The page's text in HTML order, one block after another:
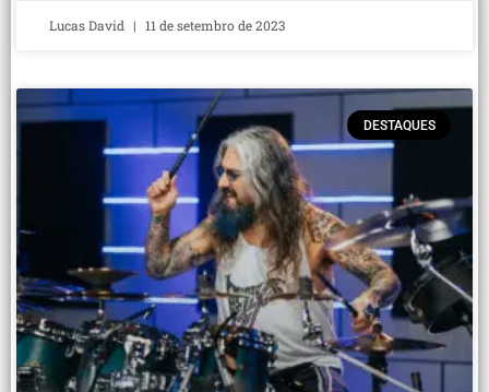
Lucas David 11 de setembro de 2023
DESTAQUES